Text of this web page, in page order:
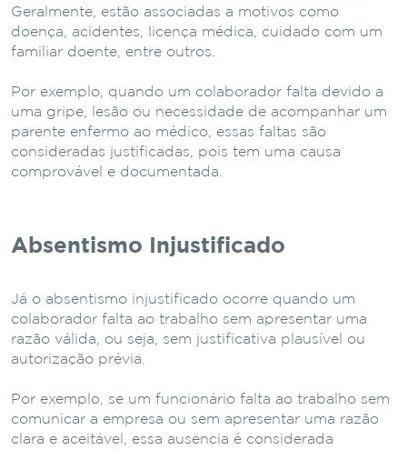
Geralmente, estão associadas a motivos como
doença, acidentes, licença médica, cuidado com um
familiar doente, entre outros.
Por exemplo, quando um colaborador falta devido a
uma gripe, lesão ou necessidade de acompanhar um
parente enfermo ao médico, essas faltas são
consideradas justificadas, pois têm uma causa
comprovável e documentada.
Absentismo Injustificado
Já o absentismo injustificado ocorre quando um
colaborador falta ao trabalho sem apresentar uma
razão válida, ou seja, sem justificativa plausível ou
autorização prévia.
Por exemplo, se um funcionário falta ao trabalho sem
comunicar a empresa ou sem apresentar uma razão
clara e aceitável, essa ausência é considerada